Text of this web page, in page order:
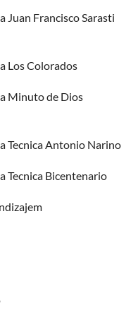
Juan Francisco Sarasti
Los Colorados
Minuto de Dios
Tecnica Antonio Narino
Tecnica Bicentenario